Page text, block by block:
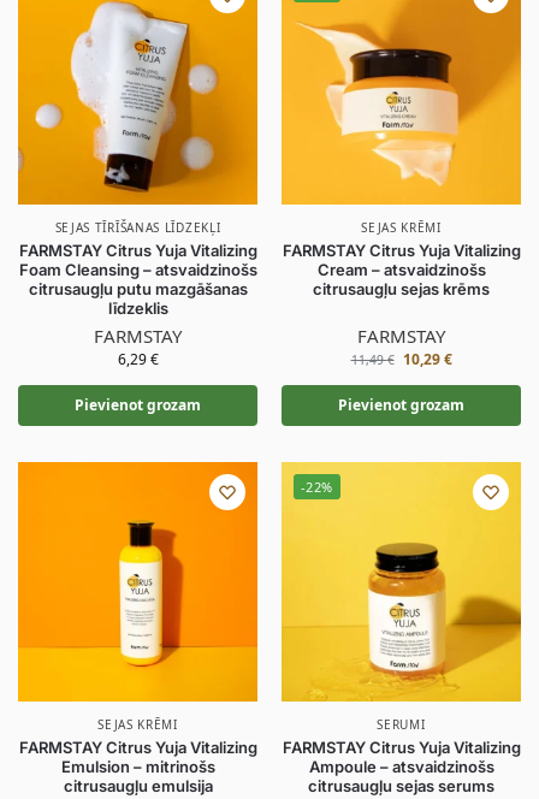
SEJAS TĪRĪŠANAS LĪDZEKĻI
FARMSTAY Citrus Yuja Vitalizing
Foam Cleansing – atsvaidzinošs
citrusaugļu putu mazgāšanas
līdzeklis
FARMSTAY
6,29€
Pievienot grozam
SEJAS KRĒMI
FARMSTAY Citrus Yuja Vitalizing
Cream – atsvaidzinošs
citrusaugļu sejas krēms
FARMSTAY
11,49€ 10,29€
Pievienot grozam
SEJAS KRĒMI
FARMSTAY Citrus Yuja Vitalizing
Emulsion – mitrinošs
citrusaugļu emulsija
-22%
SERUMI
FARMSTAY Citrus Yuja Vitalizing
Ampoule – atsvaidzinošs
citrusaugļu sejas serums